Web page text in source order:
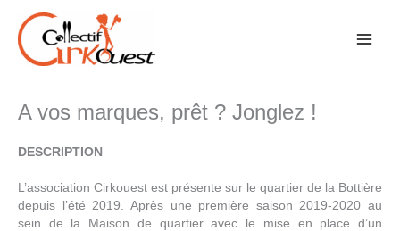
contenu
A vos marques, prêt ? Jonglez !
DESCRIPTION
L’association Cirkouest est présente sur le quartier de la Bottière
depuis l’été 2019. Après une première saison 2019-2020 au
sein de la Maison de quartier avec le mise en place d’un